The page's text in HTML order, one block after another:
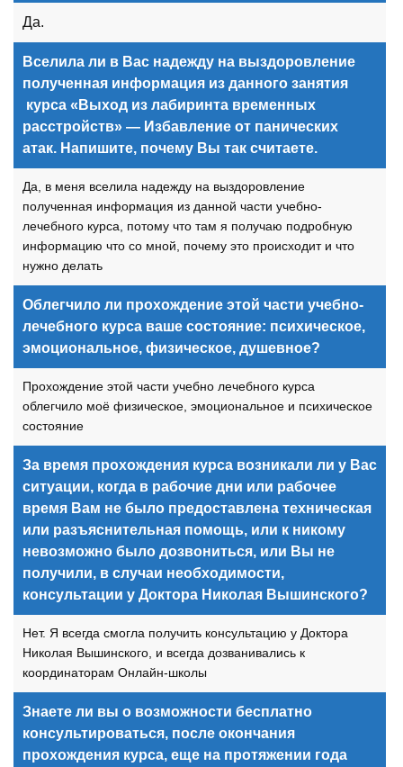
Да.
Вселила ли в Вас надежду на выздоровление
полученная информация из данного занятия
курса «Выход из лабиринта временных
расстройств» — Избавление от панических
атак. Напишите, почему Вы так считаете.
Да, в меня вселила надежду на выздоровление
полученная информация из данной части учебно-
лечебного курса, потому что там я получаю подробную
информацию что со мной, почему это происходит и что
нужно делать
Облегчило ли прохождение этой части учебно-
лечебного курса ваше состояние: психическое,
эмоциональное, физическое, душевное?
Прохождение этой части учебно лечебного курса
облегчило моё физическое, эмоциональное и психическое
состояние
За время прохождения курса возникали ли у Вас
ситуации, когда в рабочие дни или рабочее
время Вам не было предоставлена техническая
или разъяснительная помощь, или к никому
невозможно было дозвониться, или Вы не
получили, в случаи необходимости,
консультации у Доктора Николая Вышинского?
Нет. Я всегда смогла получить консультацию у Доктора
Николая Вышинского, и всегда дозванивались к
координаторам Онлайн-школы
Знаете ли вы о возможности бесплатно
консультироваться, после окончания
прохождения курса, еще на протяжении года